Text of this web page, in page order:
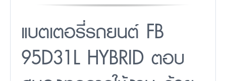
แบตเตอรี่รถยนต์ FB
95D31L HYBRID ตอบ